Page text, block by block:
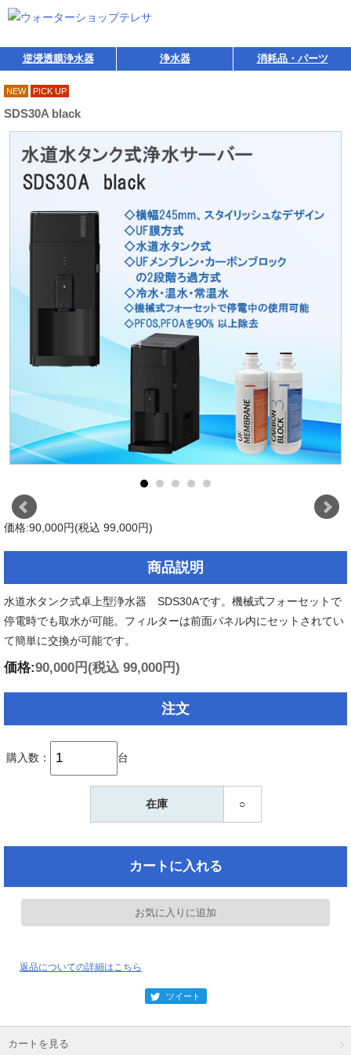
逆浸透膜浄水器 浄水器 消耗品・パーツ
NEW PICK UP
SDS30A black
価格:90,000円(税込 99,000円)
商品説明
水道水タンク式卓上型浄水器 SDS30Aです。機械式フォーセットで
停電時でも取水が可能。フィルターは前面パネル内にセットされてい
て簡単に交換が可能です。
価格:90,000円 (税込 99,000円)
注文
購入数： 台
在庫 ○
返品についての詳細はこちら
カートを見る